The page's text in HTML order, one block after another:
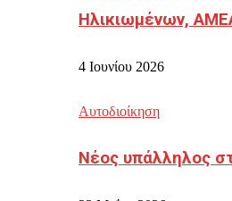
Ηλικιωμένων,
4 Ιουνίου 2026
Αυτοδιοίκηση
Νέος υπάλληλος